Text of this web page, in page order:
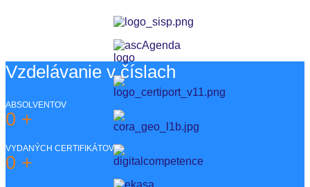
Vzdelávanie v číslach
ABSOLVENTOV
0 +
VYDANÝCH CERTIFIKÁTOV
0 +